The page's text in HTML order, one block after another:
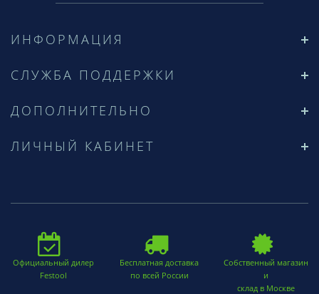
ИНФОРМАЦИЯ
СЛУЖБА ПОДДЕРЖКИ
ДОПОЛНИТЕЛЬНО
ЛИЧНЫЙ КАБИНЕТ
Официальный дилер
Festool
Бесплатная доставка
по всей России
Собственный магазин
и
склад в Москве